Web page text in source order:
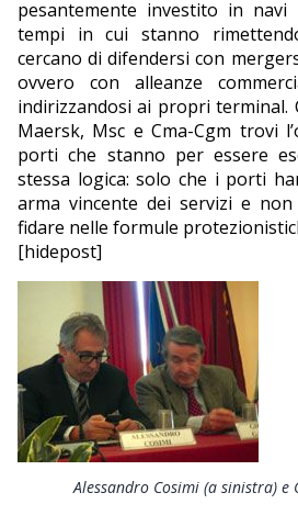
pesantemente investito in
tempi in cui stanno
cercano di difendersi con
ovvero con alleanze
indirizzandosi ai propri terminal.
Maersk, Msc e Cma-Cgm trovi
porti che stanno per essere
stessa logica: solo che i porti
arma vincente dei servizi e
fidare nelle formule
[hidepost]
Alessandro Cosimi (a sinistra)